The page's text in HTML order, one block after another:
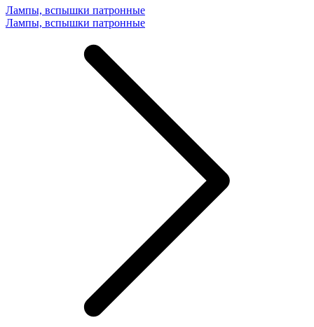
Лампы, вспышки патронные
Лампы, вспышки патронные